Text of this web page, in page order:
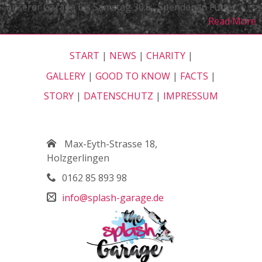
an
Tierheim
Böblingen
unserer Garage bis Samstag 30.6 , Spenden in Futter,
Read More
START | NEWS | CHARITY|
GALLERY | GOOD TO KNOW | FACTS |
STORY | DATENSCHUTZ | IMPRESSUM
Max-Eyth-Strasse 18,
Holzgerlingen
0162 85 893 98
info@splash-garage.de